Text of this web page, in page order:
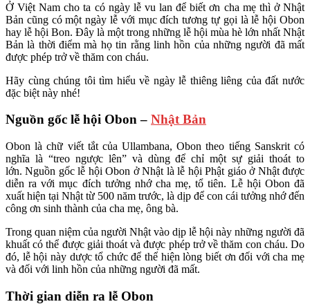
Ở Việt Nam cho ta có ngày lễ vu lan để biết ơn cha mẹ thì ở Nhật
Bản cũng có một ngày lễ với mục đích tương tự gọi là lễ hội Obon
hay lễ hội Bon. Đây là một trong những lễ hội mùa hè lớn nhất Nhật
Bản là thời điểm mà họ tin rằng linh hồn của những người đã mất
được phép trở về thăm con cháu.
Hãy cùng chúng tôi tìm hiểu về ngày lễ thiêng liêng của đất nước
đặc biệt này nhé!
Nguồn gốc lễ hội Obon – Nhật Bản
Obon là chữ viết tắt của Ullambana, Obon theo tiếng Sanskrit có
nghĩa là “treo ngược lên” và dùng để chỉ một sự giải thoát to
lớn. Nguồn gốc lễ hội Obon ở Nhật là lễ hội Phật giáo ở Nhật được
diễn ra với mục đích tưởng nhớ cha mẹ, tổ tiên. Lễ hội Obon đã
xuất hiện tại Nhật từ 500 năm trước, là dịp để con cái tưởng nhớ đến
công ơn sinh thành của cha mẹ, ông bà.
Trong quan niệm của người Nhật vào dịp lễ hội này những người đã
khuất có thể được giải thoát và được phép trở về thăm con cháu. Do
đó, lễ hội này dược tổ chức để thể hiện lòng biết ơn đối với cha mẹ
và đối với linh hồn của những người đã mất.
Thời gian diễn ra lễ Obon